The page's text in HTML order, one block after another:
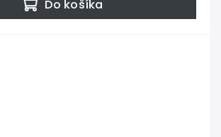
Do košíka